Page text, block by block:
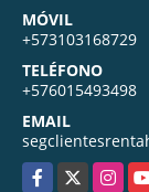
MÓVIL
+573103168729
TELÉFONO
+576015493498
EMAIL
Facebook
X